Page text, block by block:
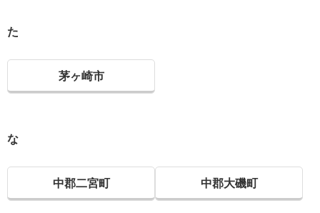
た
茅ヶ崎市
な
中郡二宮町 中郡大磯町